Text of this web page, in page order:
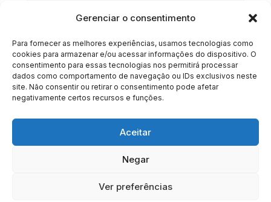
Gerenciar o consentimento
Para fornecer as melhores experiências, usamos tecnologias como
cookies para armazenar e/ou acessar informações do dispositivo. O
consentimento para essas tecnologias nos permitirá processar
dados como comportamento de navegação ou IDs exclusivos neste
site. Não consentir ou retirar o consentimento pode afetar
negativamente certos recursos e funções.
Aceitar
Negar
Ver preferências
Palestina
Rússia
Sociedade
Uncategorized
SOBRE BRASIL